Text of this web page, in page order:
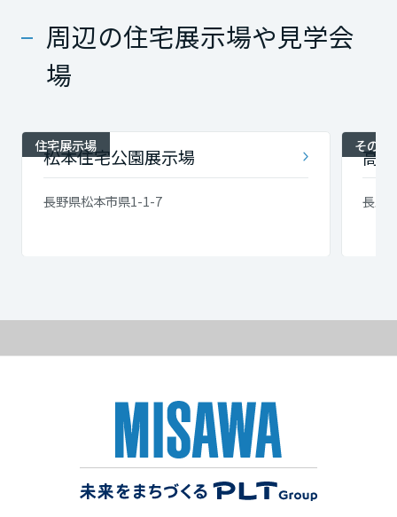
周辺の住宅展示場や見学会
場
住宅展示場
松本住宅公園展示場
長野県松本市県1-1-7
その他
高
長野